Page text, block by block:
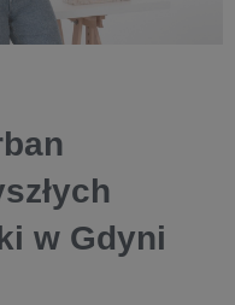
w Gdyni